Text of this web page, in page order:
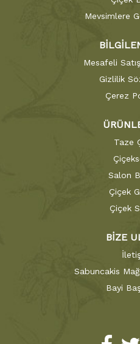
Mevsimlere
Mesafeli
Gizlilik
Çerez
Taze
Salon
Çiçek
Çiçek
BİZE
Sabuncakis
Bayi